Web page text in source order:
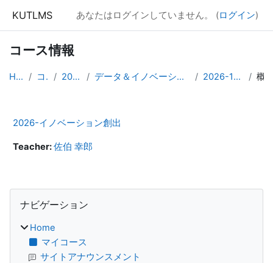
KUTLMS あなたはログインしていません。 (ログイン)
コース情報
Home コース 2026年度 データ＆イノベーション学群専門発展科目 2026-1247007901
2026-イノベーション創出
Teacher:佐伯 幸郎
ブロック
ナビゲーション
Home
マイコース
サイトアナウンスメント